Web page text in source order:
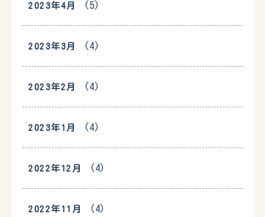
2023年4月 (5)
2023年3月 (4)
2023年2月 (4)
2023年1月 (4)
2022年12月 (4)
2022年11月 (4)